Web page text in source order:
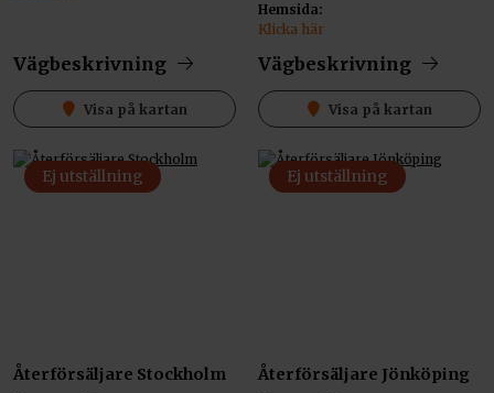
Vägbeskrivning
Visa på kartan
Hemsida:
Klicka här
Vägbeskrivning
Visa på kartan
Ej utställning
Återförsäljare Stockholm
Ej utställning
Återförsäljare Jönköping